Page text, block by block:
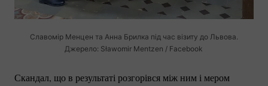
Славомір Менцен та Анна Брилка під час візиту до Львова.
Джерело: Sławomir Mentzen / Facebook
Скандал, що в результаті розгорівся між ним і мером